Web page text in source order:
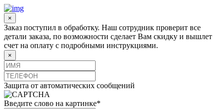
×
Заказ поступил в обработку. Наш сотрудник проверит все
детали заказа, по возможности сделает Вам скидку и вышлет
счет на оплату с подробными инструкциями.
×
Защита от автоматических сообщений
Введите слово на картинке*